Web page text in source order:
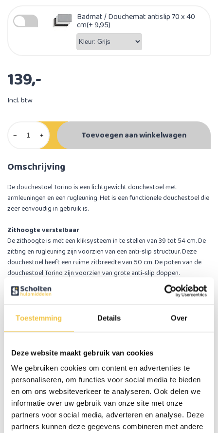
Toestemming Details Over
Deze website maakt gebruik van cookies
We gebruiken cookies om content en advertenties te
personaliseren, om functies voor social media te bieden
en om ons websiteverkeer te analyseren. Ook delen we
informatie over uw gebruik van onze site met onze
partners voor social media, adverteren en analyse. Deze
partners kunnen deze gegevens combineren met andere
Badmat / Douchemat antislip 70 x 40
cm(+ 9,95)
139,-
Incl. btw
− + Toevoegen aan winkelwagen
Omschrijving
De douchestoel Torino is een lichtgewicht douchestoel met
armleuningen en een rugleuning. Het is een functionele douchestoel die
zeer eenvoudig in gebruik is.
Zithoogte verstelbaar
De zithoogte is met een kliksysteem in te stellen van 39 tot 54 cm. De
zitting en rugleuning zijn voorzien van een anti-slip structuur. Deze
douchestoel heeft een ruime zitbreedte van 50 cm. De poten van de
douchestoel Torino zijn voorzien van grote anti-slip doppen.
Eenvoudige (de)montage
douchestoel verwijderd worden, hier is geen gereedschap voor nodig.
Het is een zeer stabiele douchestoel die net zoals de Etac Swift
douchestoel veel in instellingen wordt gebruikt.
Belangrijke eigenschappen:
Anti-slip doppen onder de poten
Pootjes van geanodiseerd aluminium
Materiaal: Polypropyleen en aluminium